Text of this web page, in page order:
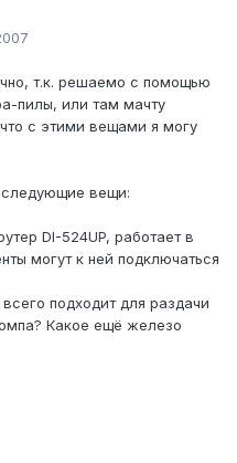
т.к. решаемо с помощью
пилы, или там мачту
с этими вещами я могу
следующие вещи:
DI-524UP, работает в
могут к ней подключаться
подходит для раздачи
Какое ещё железо